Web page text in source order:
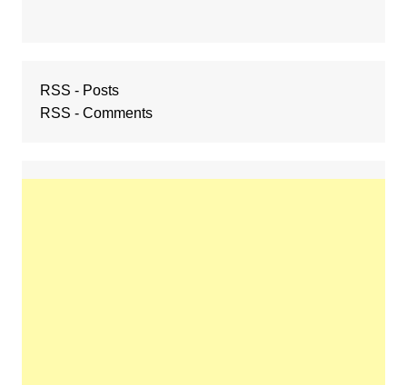
RSS - Posts
RSS - Comments